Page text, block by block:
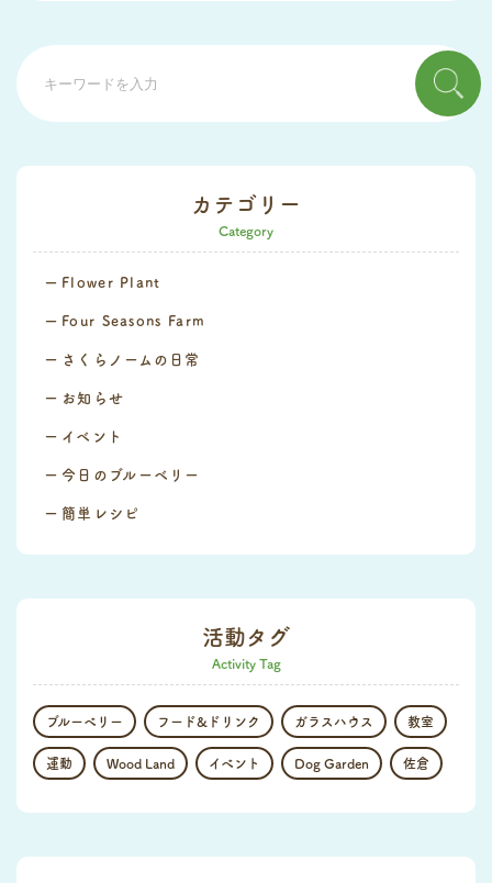
カテゴリー
Category
Flower Plant
Four Seasons Farm
さくらノームの日常
お知らせ
イベント
今日のブルーベリー
簡単レシピ
活動タグ
Activity Tag
ブルーベリー フード&ドリンク ガラスハウス 教室
運動 Wood Land イベント Dog Garden 佐倉